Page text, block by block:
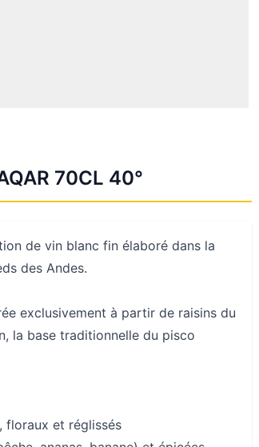
70CL 40°
de vin blanc fin élaboré dans la
des Andes.
exclusivement à partir de raisins du
la base traditionnelle du pisco
floraux et réglissés